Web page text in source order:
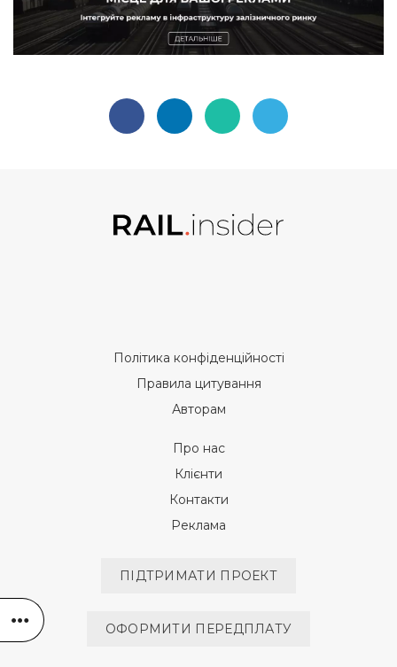
Політика конфіденційності
Правила цитування
Авторам
Про нас
Клієнти
Контакти
Реклама
ПІДТРИМАТИ ПРОЕКТ
ОФОРМИТИ ПЕРЕДПЛАТУ